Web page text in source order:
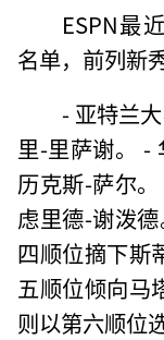
ESPN最
名单，前列新
- 亚特兰
里-里萨谢。 -
历克斯-萨尔
虑里德-谢泼
四顺位摘下斯
五顺位倾向马
则以第六顺位